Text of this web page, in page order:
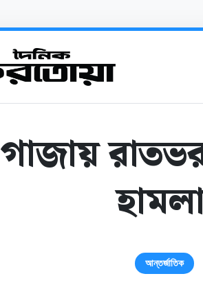
গাজায়
আন্তর্জাতিক